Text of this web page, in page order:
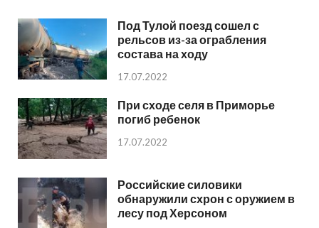
Под Тулой поезд сошел с
рельсов из-за ограбления
состава на ходу
17.07.2022
При сходе селя в Приморье
погиб ребенок
17.07.2022
Российские силовики
обнаружили схрон с оружием в
лесу под Херсоном